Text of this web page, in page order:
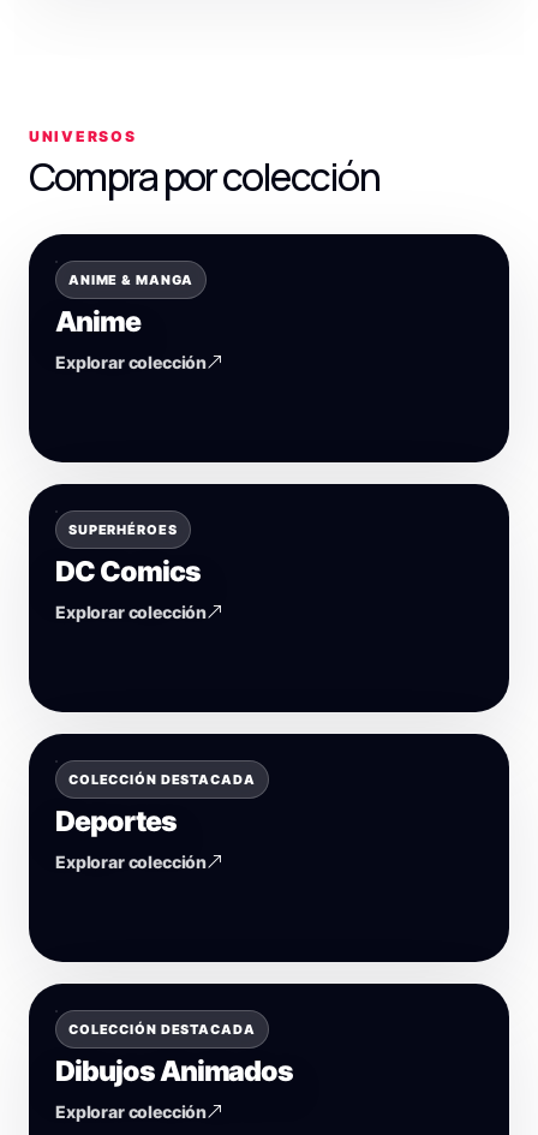
UNIVERSOS
Compra por colección
ANIME & MANGA
Anime
Explorar colección
SUPERHÉROES
DC Comics
Explorar colección
COLECCIÓN DESTACADA
Deportes
Explorar colección
COLECCIÓN DESTACADA
Dibujos Animados
Explorar colección